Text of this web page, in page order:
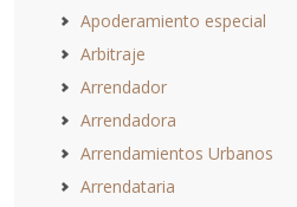
Apoderamiento especial
Arbitraje
Arrendador
Arrendadora
Arrendamientos Urbanos
Arrendataria